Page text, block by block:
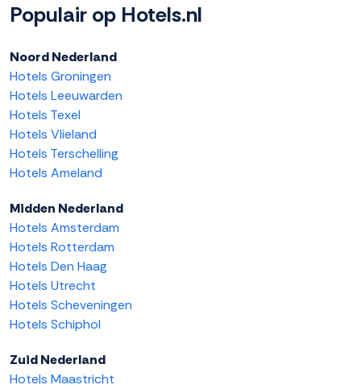
Populair op Hotels.nl
Noord Nederland
Hotels Groningen
Hotels Leeuwarden
Hotels Texel
Hotels Vlieland
Hotels Terschelling
Hotels Ameland
Midden Nederland
Hotels Amsterdam
Hotels Rotterdam
Hotels Den Haag
Hotels Utrecht
Hotels Scheveningen
Hotels Schiphol
Zuid Nederland
Hotels Maastricht